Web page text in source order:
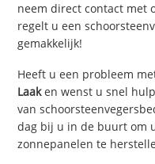
neem direct contact met
regelt u een
gemakkelijk!
Heeft u een probleem
Laaken wenst u snel
van
dag bij u in de buurt om
zonnepanelen te